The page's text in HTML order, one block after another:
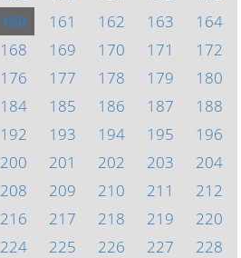
160 161 162 163
164
168 169 170 171
172
176 177 178 179
180
184 185 186 187
188
192 193 194 195
196
200 201 202 203
204
208 209 210 211
212
216 217 218 219
220
224 225 226 227
228